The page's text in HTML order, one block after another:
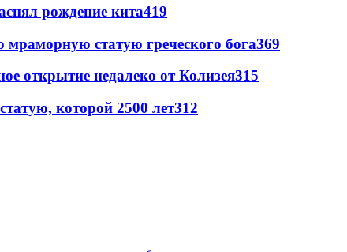
рождение кита419
статую греческого бога369
открытие недалеко от Колизея315
которой 2500 лет312